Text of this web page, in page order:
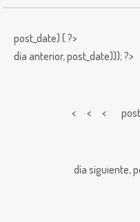
post_date) { ?>
día anterior,post_date))); ?>
< < <
día siguiente,